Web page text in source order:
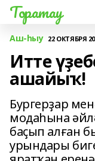
Торатау
Аш-һыу 22 ОКТЯБРЯ
Итте
ашайыҡ!
Бургерҙар
модаһына
баҫып алған
урындары